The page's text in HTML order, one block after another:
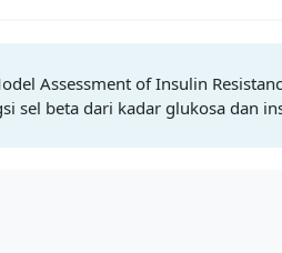
Assessment of Insulin
sel beta dari kadar glukosa dan